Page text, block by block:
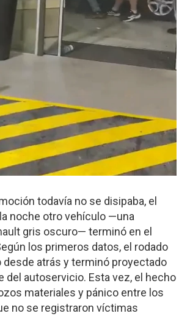
todavía no se disipaba, el
noche otro vehículo —una
gris oscuro— terminó en el
los primeros datos, el rodado
atrás y terminó proyectado
del autoservicio. Esta vez, el hecho
materiales y pánico entre los
no se registraron víctimas